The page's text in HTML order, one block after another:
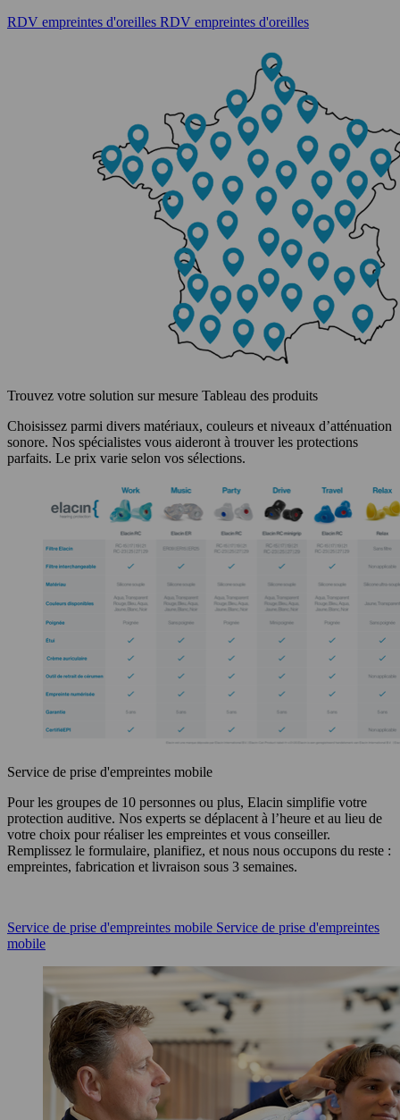
RDV empreintes d'oreilles RDV empreintes d'oreilles
Trouvez votre solution sur mesure Tableau des produits
Choisissez parmi divers matériaux, couleurs et niveaux d’atténuation
sonore. Nos spécialistes vous aideront à trouver les protections
parfaits. Le prix varie selon vos sélections.
Service de prise d'empreintes mobile
Pour les groupes de 10 personnes ou plus, Elacin simplifie votre
protection auditive. Nos experts se déplacent à l’heure et au lieu de
votre choix pour réaliser les empreintes et vous conseiller.
Remplissez le formulaire, planifiez, et nous nous occupons du reste :
empreintes, fabrication et livraison sous 3 semaines.
Service de prise d'empreintes mobile Service de prise d'empreintes
mobile